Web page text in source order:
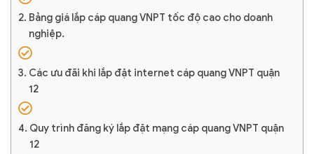
Bảng giá lắp cáp quang VNPT tốc độ cao cho doanh
nghiệp.
Các ưu đãi khi lắp đặt internet cáp quang VNPT quận
12
Quy trình đăng ký lắp đặt mạng cáp quang VNPT quận
12